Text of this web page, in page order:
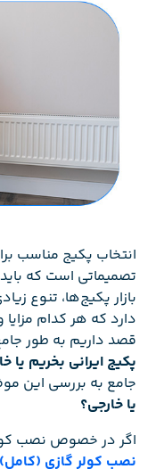
انتخاب پکیج مناسب
تصمیماتی است که
بازار پکیج‌ها، تنوع
دارد که هر کدام
قصد داریم به طور
پکیج ایرانی بخریم یا
جامع به بررسی این
یا خارجی؟
اگر در خصوص نصب
نصب کولر گازی (کامل)